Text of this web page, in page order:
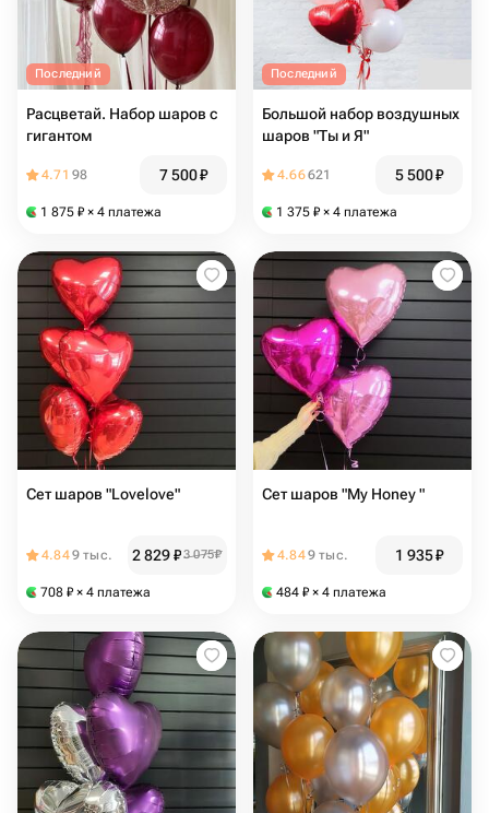
Последний
Расцветай. Набор шаров с
гигантом
4.71 98 7 500₽
1 875 ₽ × 4 платежа
Последний
Большой набор воздушных
шаров "Ты и Я"
4.66621 5 500₽
1 375 ₽ × 4 платежа
Сет шаров "Lovelove"
4.849 тыс. 2 829₽3 075₽
708 ₽ × 4 платежа
Сет шаров "My Honey "
4.849 тыс. 1 935₽
484 ₽ × 4 платежа